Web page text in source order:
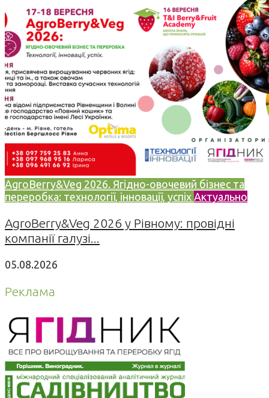
AgroBerry&Veg 2026. Ягідно-овочевий бізнес та
переробка: технології, інновації, успіх Актуально
AgroBerry&Veg 2026 у Рівному: провідні
компанії галузі...
05.08.2026
Реклама